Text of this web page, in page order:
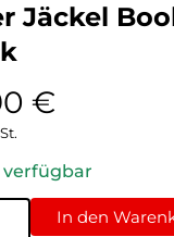
Jäckel
€
verfügbar
In den